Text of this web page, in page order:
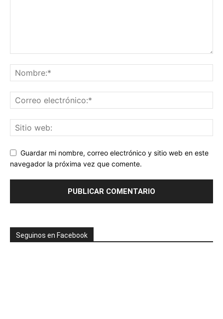
Guardar mi nombre, correo electrónico y sitio web en este
navegador la próxima vez que comente.
Seguinos en Facebook